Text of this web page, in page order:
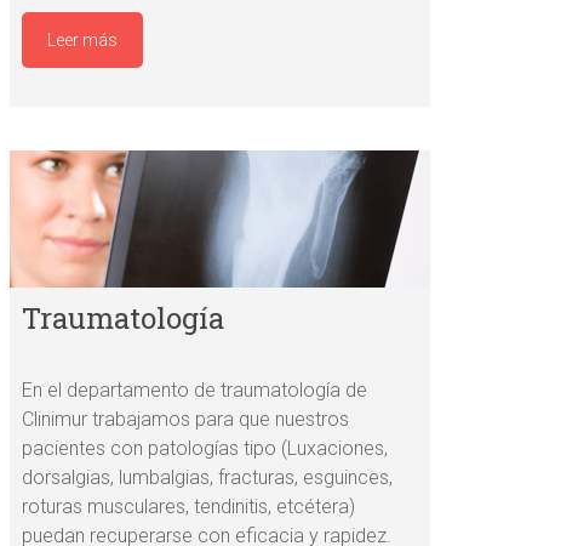
Leer más
Traumatología
En el departamento de traumatología de
Clinimur trabajamos para que nuestros
pacientes con patologías tipo (Luxaciones,
dorsalgias, lumbalgias, fracturas, esguinces,
roturas musculares, tendinitis, etcétera)
puedan recuperarse con eficacia y rapidez.